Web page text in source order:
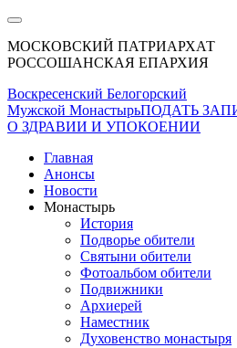
МОСКОВСКИЙ ПАТРИАРХАТ
РОССОШАНСКАЯ ЕПАРХИЯ
Воскресенский Белогорский
Мужской МонастырьПОДАТЬ
О ЗДРАВИИ И УПОКОЕНИИ
Главная
Анонсы
Новости
Монастырь
История
Подворье обители
Святыни обители
Фотоальбом обители
Подвижники
Архиерей
Наместник
Духовенство монастыря